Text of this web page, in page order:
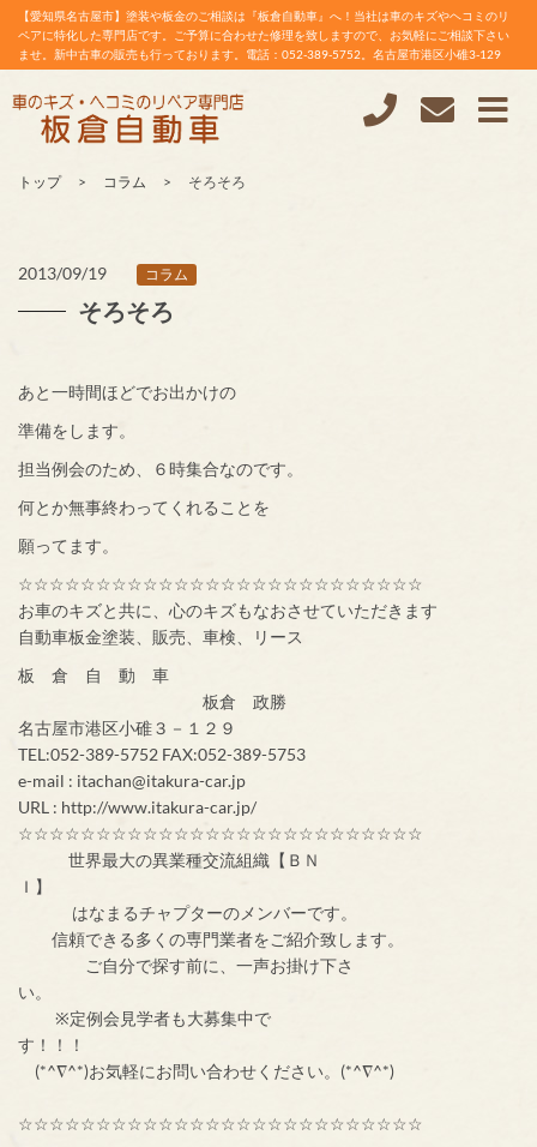
【愛知県名古屋市】塗装や板金のご相談は『板倉自動車』へ！当社は車のキズやヘコミのリ
ペアに特化した専門店です。ご予算に合わせた修理を致しますので、お気軽にご相談下さい
ませ。新中古車の販売も行っております。電話：052-389-5752。名古屋市港区小碓3-129
トップ コラム そろそろ
2013/09/19 コラム
そろそろ
あと一時間ほどでお出かけの
準備をします。
担当例会のため、６時集合なのです。
何とか無事終わってくれることを
願ってます。
☆☆☆☆☆☆☆☆☆☆☆☆☆☆☆☆☆☆☆☆☆☆☆☆☆☆
お車のキズと共に、心のキズもなおさせていただきます
自動車板金塗装、販売、車検、リース
板 倉 自 動 車
板倉 政勝
名古屋市港区小碓３－１２９
TEL:052-389-5752 FAX:052-389-5753
e-mail : itachan@itakura-car.jp
URL : http://www.itakura-car.jp/
☆☆☆☆☆☆☆☆☆☆☆☆☆☆☆☆☆☆☆☆☆☆☆☆☆☆
世界最大の異業種交流組織【ＢＮ
Ｉ】
はなまるチャプターのメンバーです。
信頼できる多くの専門業者をご紹介致します。
ご自分で探す前に、一声お掛け下さ
い。
※定例会見学者も大募集中で
す！！！
(*^∇^*)お気軽にお問い合わせください。(*^∇^*)
☆☆☆☆☆☆☆☆☆☆☆☆☆☆☆☆☆☆☆☆☆☆☆☆☆☆